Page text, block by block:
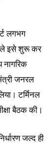
लगभग
इसे शुरू कर
नागरिक
जनरल
टर्मिनल
बैठक की।
जल्द ही